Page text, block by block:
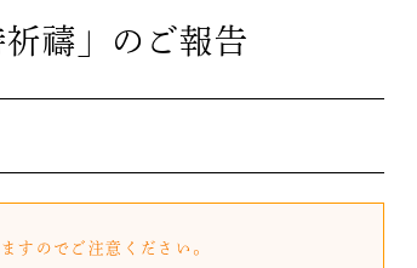
禱」のご報告
すのでご注意ください。